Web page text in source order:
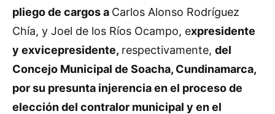
pliego de cargos a Carlos Alonso Rodríguez
Chía, y Joel de los Ríos Ocampo, expresidente
y exvicepresidente, respectivamente, del
Concejo Municipal de Soacha, Cundinamarca,
por su presunta injerencia en el proceso de
elección del contralor municipal y en el